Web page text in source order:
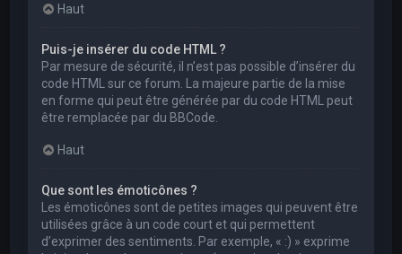
Haut
Puis-je insérer du code HTML ?
Par mesure de sécurité, il n’est pas possible d’insérer du
code HTML sur ce forum. La majeure partie de la mise
en forme qui peut être générée par du code HTML peut
être remplacée par du BBCode.
Haut
Que sont les émoticônes ?
Les émoticônes sont de petites images qui peuvent être
utilisées grâce à un code court et qui permettent
d’exprimer des sentiments. Par exemple, « :) » exprime